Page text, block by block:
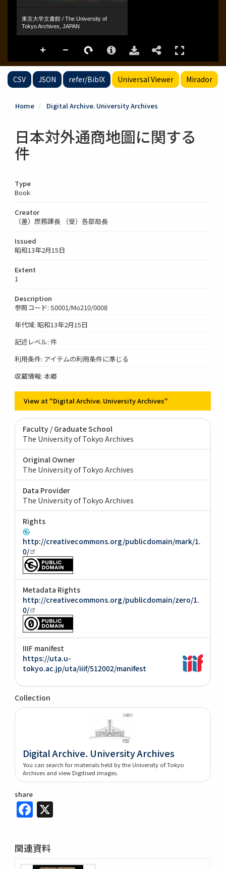
CSV JSON refer/BibIX Universal Viewer Mirador
Home Digital Archive. University Archives
日本対外通商地圖に関する
件
Type
Book
Creator
（差）庶務課長 （受）各部局長
Issued
昭和13年2月15日
Extent
1
Description
参照コード: S0001/Mo210/0008
年代域: 昭和13年2月15日
記述レベル: 件
利用条件: アイテムの利用条件に準じる
収蔵情報: 本郷
View at "Digital Archive. University Archives"
Faculty / Graduate School
The University of Tokyo Archives
Original Owner
The University of Tokyo Archives
Data Provider
The University of Tokyo Archives
Rights
http://creativecommons.org/publicdomain/mark/1.
0/
Metadata Rights
http://creativecommons.org/publicdomain/zero/1.
0/
IIIF manifest
https://uta.u-
tokyo.ac.jp/uta/iiif/512002/manifest
Collection
Digital Archive. University Archives
You can search for materials held by the University of Tokyo
Archives and view Digitised images.
share
Facebook
関連資料